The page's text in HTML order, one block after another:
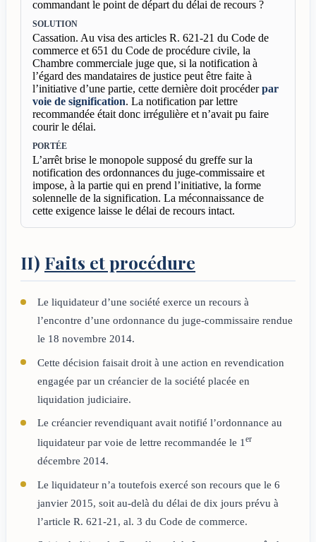
commandant le point de départ du délai de recours ?
SOLUTION
Cassation. Au visa des articles R. 621-21 du Code de
commerce et 651 du Code de procédure civile, la
Chambre commerciale juge que, si la notification à
l’égard des mandataires de justice peut être faite à
l’initiative d’une partie, cette dernière doit procéderpar
voie de signification. La notification par lettre
recommandée était donc irrégulière et n’avait pu faire
courir le délai.
PORTÉE
L’arrêt brise le monopole supposé du greffe sur la
notification des ordonnances du juge-commissaire et
impose, à la partie qui en prend l’initiative, la forme
solennelle de la signification. La méconnaissance de
cette exigence laisse le délai de recours intact.
II) Faits et procédure
Le liquidateur d’une société exerce un recours à
l’encontre d’une ordonnance du juge-commissaire rendue
le 18 novembre 2014.
Cette décision faisait droit à une action en revendication
engagée par un créancier de la société placée en
liquidation judiciaire.
Le créancier revendiquant avait notifié l’ordonnance au
liquidateur par voie de lettre recommandée le 1 er
décembre 2014.
Le liquidateur n’a toutefois exercé son recours que le 6
janvier 2015, soit au-delà du délai de dix jours prévu à
l’article R. 621-21, al. 3 du Code de commerce.